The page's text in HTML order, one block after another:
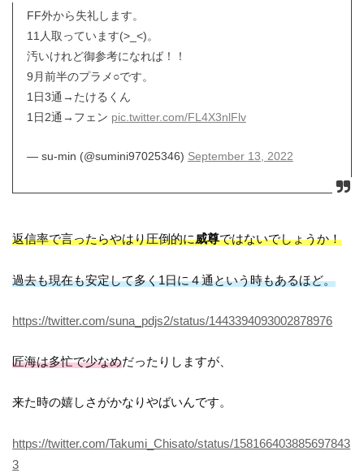
FF外から失礼します。
11人取っています(>_<)。
汚いけれど御参考になれば！！
9月前半のプラメ○です。
1日3通→たけるくん
1日2通→フェン pic.twitter.com/FL4X3nlFlv
— su-min (@sumini97025346) September 13, 2022
返信率で言ったらやはり圧倒的に威尊ではないでしょうか！
過去も現在も安定して多く1日に４通という時もあるほど。
https://twitter.com/suna_pdjs2/status/1443394093002878976
匠海は多忙で少なめだったりしますが、
来た時の嬉しさがかなりやばいんです。
https://twitter.com/Takumi_Chisato/status/158166403885697843
3